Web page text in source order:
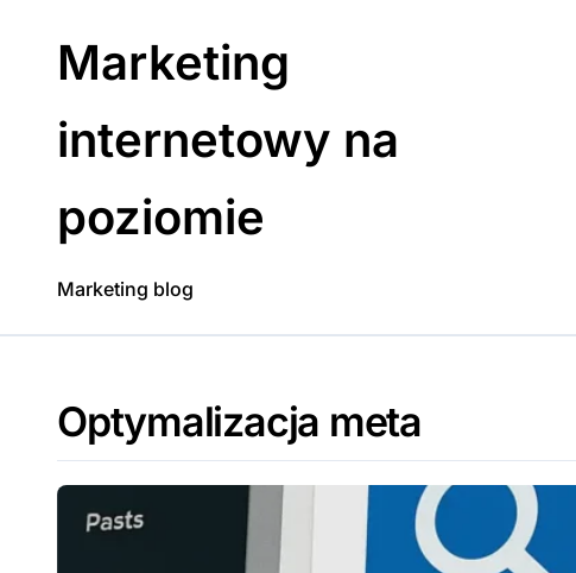
Marketing
internetowy na
poziomie
Marketing blog
Optymalizacja meta